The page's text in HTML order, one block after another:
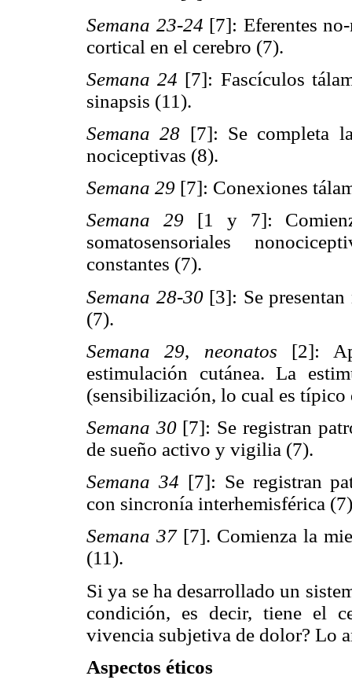
Semana 23-24 [7]: Eferentes
cortical en el cerebro (7).
Semana 24 [7]: Fascículos
sinapsis (11).
Semana 28 [7]: Se completa
nociceptivas (8).
Semana 29 [7]: Conexiones
Semana 29 [1 y 7]:
somatosensoriales
constantes (7).
Semana 28-30[3]: Se presentan
(7).
Semana 29, neonatos [2]:
estimulación cutánea. La
(sensibilización, lo cual es
Semana 30[7]: Se registran
de sueño activo y vigilia (7).
Semana 34 [7]: Se registran
con sincronía interhemisférica
Semana 37[7]. Comienza la
(11).
Si ya se ha desarrollado un
condición, es decir, tiene el
vivencia subjetiva de dolor? Lo
Aspectos éticos